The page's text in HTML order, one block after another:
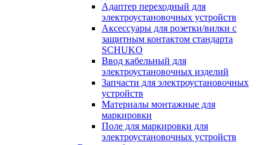
Адаптер переходный для
электроустановочных устройств
Аксессуары для розетки/вилки с
защитным контактом стандарта
SCHUKO
Ввод кабельный для
электроустановочных изделий
Запчасти для электроустановочных
устройств
Материалы монтажные для
маркировки
Поле для маркировки для
электроустановочных устройств